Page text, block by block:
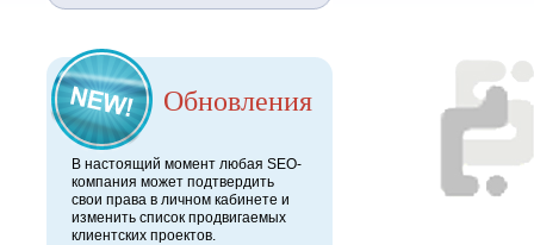
Обновления
В настоящий момент любая SEO-
компания может подтвердить
свои права в личном кабинете и
изменить список продвигаемых
клиентских проектов.